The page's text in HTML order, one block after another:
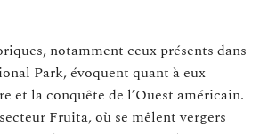
notamment ceux présents dans
Park, évoquent quant à eux
et la conquête de l’Ouest américain.
Fruita, où se mêlent vergers